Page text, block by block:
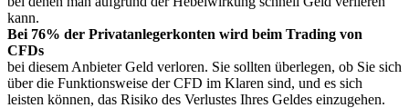
kann.
Bei 76% der Privatanlegerkonten wird beim Trading von
CFDs
bei diesem Anbieter Geld verloren. Sie sollten überlegen, ob Sie sich
über die Funktionsweise der CFD im Klaren sind, und es sich
leisten können, das Risiko des Verlustes Ihres Geldes einzugehen.